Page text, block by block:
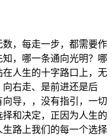
，每走一步，都需要作
，哪一条通向光明？哪
人生的十字路口上，无
右走、是前进还是后
导，，没有指引，一切
和决定，正因为人生的
路上我们的每一个选择